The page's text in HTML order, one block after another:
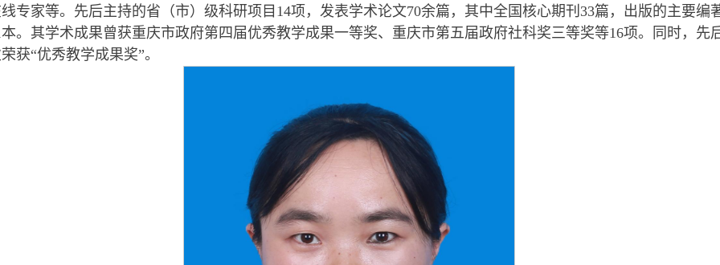
专家等。先后主持的省（市）级科研项目14项，发表学术论文70余篇，其中全国核心期刊33篇，出版的主要编
本。其学术成果曾获重庆市政府第四届优秀教学成果一等奖、重庆市第五届政府社科奖三等奖等16项。同时，先
获“优秀教学成果奖”。